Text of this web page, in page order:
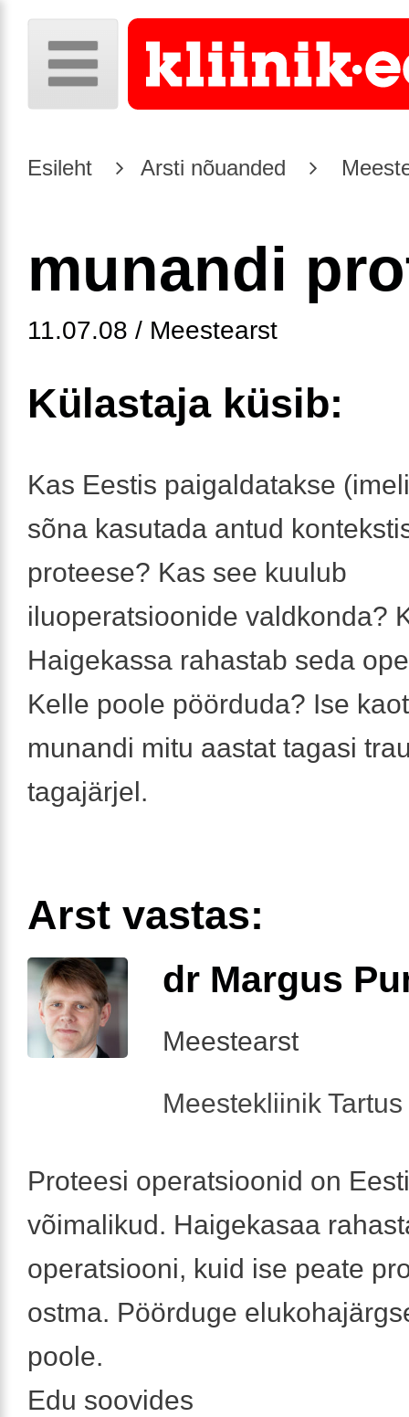
Esileht Arsti nõuanded
munandi
11.07.08 / Meestearst
Külastaja küsib:
Kas Eestis paigaldatakse
sõna kasutada antud
proteese? Kas see kuulub
iluoperatsioonide valdkonda?
Haigekassa rahastab seda
Kelle poole pöörduda? Ise
munandi mitu aastat tagasi
tagajärjel.
Arst vastas:
dr Margus
Meestearst
Meestekliinik
Proteesi operatsioonid on
võimalikud. Haigekasaa
operatsiooni, kuid ise peate
ostma. Pöörduge
poole.
Edu soovides